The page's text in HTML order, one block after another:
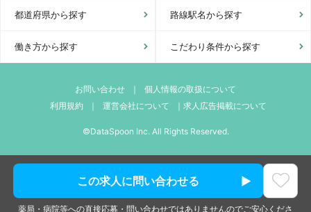
都道府県から探す 路線駅名から探す
働き方から探す こだわり条件から探す
お問い合わせ ｜
個人情報の取扱について
利用規約
｜ 運営会社について ｜ 求人広告掲載について
©DataSpoon Inc. All Rights Reserved.
この求人に問い合わせる
薬局・病院等への直接応募・問い合わせではありませんのでご安心くださ